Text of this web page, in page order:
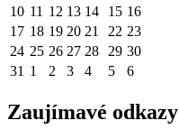
10 11 12 13 14 15 16
17 18 19 20 21 22 23
24 25 26 27 28 29 30
31 1 2 3 4 5 6
Zaujímavé odkazy